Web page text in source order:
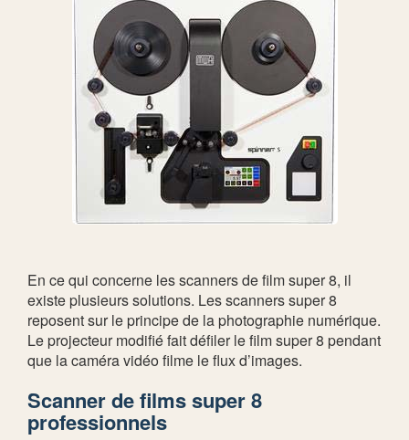
En ce qui concerne les scanners de film super 8, il
existe plusieurs solutions. Les scanners super 8
reposent sur le principe de la photographie numérique.
Le projecteur modifié fait défiler le film super 8 pendant
que la caméra vidéo filme le flux d’images.
Scanner de films super 8
professionnels